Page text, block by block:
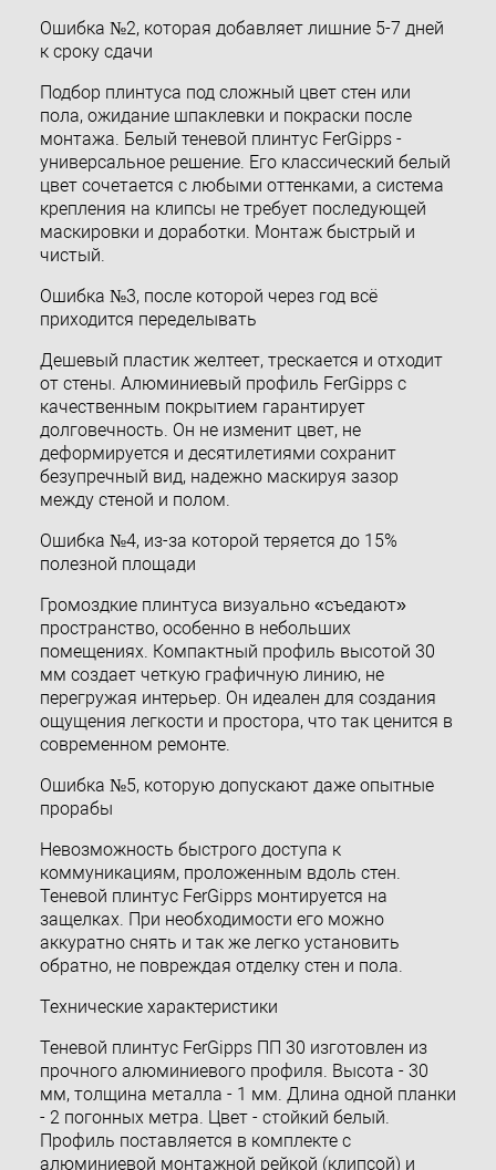
Ошибка №2, которая добавляет лишние 5-7 дней
к сроку сдачи
Подбор плинтуса под сложный цвет стен или
пола, ожидание шпаклевки и покраски после
монтажа. Белый теневой плинтус FerGipps -
универсальное решение. Его классический белый
цвет сочетается с любыми оттенками, а система
крепления на клипсы не требует последующей
маскировки и доработки. Монтаж быстрый и
чистый.
Ошибка №3, после которой через год всё
приходится переделывать
Дешевый пластик желтеет, трескается и отходит
от стены. Алюминиевый профиль FerGipps с
качественным покрытием гарантирует
долговечность. Он не изменит цвет, не
деформируется и десятилетиями сохранит
безупречный вид, надежно маскируя зазор
между стеной и полом.
Ошибка №4, из-за которой теряется до 15%
полезной площади
Громоздкие плинтуса визуально «съедают»
пространство, особенно в небольших
помещениях. Компактный профиль высотой 30
мм создает четкую графичную линию, не
перегружая интерьер. Он идеален для создания
ощущения легкости и простора, что так ценится в
современном ремонте.
Ошибка №5, которую допускают даже опытные
прорабы
Невозможность быстрого доступа к
коммуникациям, проложенным вдоль стен.
Теневой плинтус FerGipps монтируется на
защелках. При необходимости его можно
аккуратно снять и так же легко установить
обратно, не повреждая отделку стен и пола.
Технические характеристики
Теневой плинтус FerGipps ПП 30 изготовлен из
прочного алюминиевого профиля. Высота - 30
мм, толщина металла - 1 мм. Длина одной планки
- 2 погонных метра. Цвет - стойкий белый.
Профиль поставляется в комплекте с
алюминиевой монтажной рейкой (клипсой) и